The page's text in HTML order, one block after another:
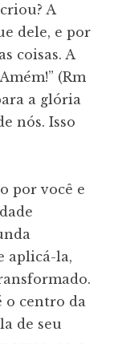
A
dele, e por
coisas. A
(Rm
a glória
nós. Isso
por você e
aplicá-la,
o centro da
de seu